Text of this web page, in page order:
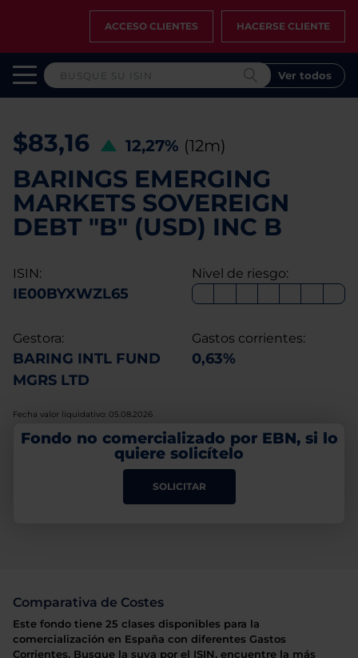
ACCESO CLIENTES HACERSE CLIENTE
Ver todos
$83,16 12,27% (12m)
BARINGS EMERGING
MARKETS SOVEREIGN
DEBT "B" (USD) INC B
ISIN:
IE00BYXWZL65
Nivel de riesgo:
Gestora:
BARING INTL FUND
MGRS LTD
Gastos corrientes:
0,63%
Fecha valor liquidativo: 05.08.2026
Fondo no comercializado por EBN, si lo
quiere solicítelo
SOLICITAR
Comparativa de Costes
Este fondo tiene 25 clases disponibles para la
comercialización en España con diferentes Gastos
Corrientes. Busque la suya por el ISIN, encuentre la más